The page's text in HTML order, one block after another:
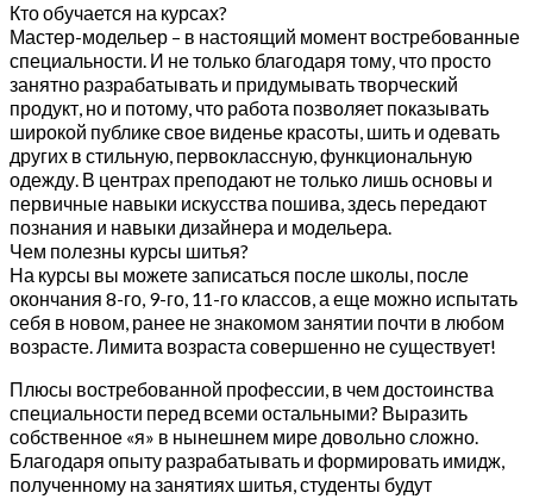
Кто обучается на курсах?
Мастер-модельер – в настоящий момент востребованные
специальности. И не только благодаря тому, что просто
занятно разрабатывать и придумывать творческий
продукт, но и потому, что работа позволяет показывать
широкой публике свое виденье красоты, шить и одевать
других в стильную, первоклассную, функциональную
одежду. В центрах преподают не только лишь основы и
первичные навыки искусства пошива, здесь передают
познания и навыки дизайнера и модельера.
Чем полезны курсы шитья?
На курсы вы можете записаться после школы, после
окончания 8-го, 9-го, 11-го классов, а еще можно испытать
себя в новом, ранее не знакомом занятии почти в любом
возрасте. Лимита возраста совершенно не существует!
Плюсы востребованной профессии, в чем достоинства
специальности перед всеми остальными? Выразить
собственное «я» в нынешнем мире довольно сложно.
Благодаря опыту разрабатывать и формировать имидж,
полученному на занятиях шитья, студенты будут